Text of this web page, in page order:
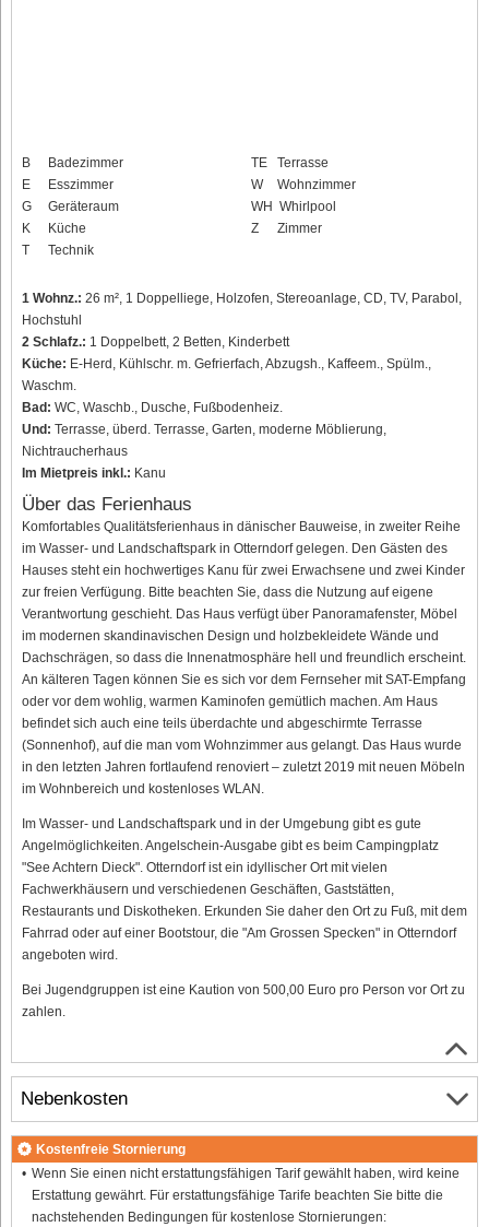
B
Badezimmer
E
Esszimmer
G
Geräteraum
K
Küche
T
Technik
TE
Terrasse
W
Wohnzimmer
WH Whirlpool
Z
Zimmer
1 Wohnz.: 26 m², 1 Doppelliege, Holzofen, Stereoanlage, CD, TV, Parabol,
Hochstuhl
2 Schlafz.: 1 Doppelbett, 2 Betten, Kinderbett
Küche: E-Herd, Kühlschr. m. Gefrierfach, Abzugsh., Kaffeem., Spülm.,
Waschm.
Bad: WC, Waschb., Dusche, Fußbodenheiz.
Und: Terrasse, überd. Terrasse, Garten, moderne Möblierung,
Nichtraucherhaus
Im Mietpreis inkl.: Kanu
Über das Ferienhaus
Komfortables Qualitätsferienhaus in dänischer Bauweise, in zweiter Reihe
im Wasser- und Landschaftspark in Otterndorf gelegen. Den Gästen des
Hauses steht ein hochwertiges Kanu für zwei Erwachsene und zwei Kinder
zur freien Verfügung. Bitte beachten Sie, dass die Nutzung auf eigene
Verantwortung geschieht. Das Haus verfügt über Panoramafenster, Möbel
im modernen skandinavischen Design und holzbekleidete Wände und
Dachschrägen, so dass die Innenatmosphäre hell und freundlich erscheint.
An kälteren Tagen können Sie es sich vor dem Fernseher mit SAT-Empfang
oder vor dem wohlig, warmen Kaminofen gemütlich machen. Am Haus
befindet sich auch eine teils überdachte und abgeschirmte Terrasse
(Sonnenhof), auf die man vom Wohnzimmer aus gelangt. Das Haus wurde
in den letzten Jahren fortlaufend renoviert – zuletzt 2019 mit neuen Möbeln
im Wohnbereich und kostenloses WLAN.
Im Wasser- und Landschaftspark und in der Umgebung gibt es gute
Angelmöglichkeiten. Angelschein-Ausgabe gibt es beim Campingplatz
"See Achtern Dieck". Otterndorf ist ein idyllischer Ort mit vielen
Fachwerkhäusern und verschiedenen Geschäften, Gaststätten,
Restaurants und Diskotheken. Erkunden Sie daher den Ort zu Fuß, mit dem
Fahrrad oder auf einer Bootstour, die "Am Grossen Specken" in Otterndorf
angeboten wird.
Bei Jugendgruppen ist eine Kaution von 500,00 Euro pro Person vor Ort zu
zahlen.
Nebenkosten
Kostenfreie Stornierung
Wenn Sie einen nicht erstattungsfähigen Tarif gewählt haben, wird keine
Erstattung gewährt. Für erstattungsfähige Tarife beachten Sie bitte die
nachstehenden Bedingungen für kostenlose Stornierungen: